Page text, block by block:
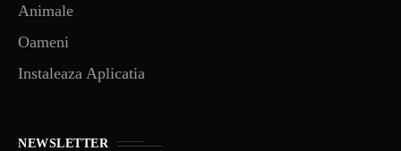
Animale
Oameni
Instaleaza Aplicatia
NEWSLETTER